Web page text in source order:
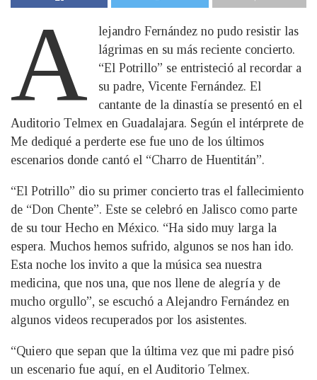
A
lejandro Fernández no pudo resistir las
lágrimas en su más reciente concierto.
“El Potrillo” se entristeció al recordar a
su padre, Vicente Fernández. El
cantante de la dinastía se presentó en el
Auditorio Telmex en Guadalajara. Según el intérprete de
Me dediqué a perderte ese fue uno de los últimos
escenarios donde cantó el “Charro de Huentitán”.
“El Potrillo” dio su primer concierto tras el fallecimiento
de “Don Chente”. Este se celebró en Jalisco como parte
de su tour Hecho en México. “Ha sido muy larga la
espera. Muchos hemos sufrido, algunos se nos han ido.
Esta noche los invito a que la música sea nuestra
medicina, que nos una, que nos llene de alegría y de
mucho orgullo”, se escuchó a Alejandro Fernández en
algunos videos recuperados por los asistentes.
“Quiero que sepan que la última vez que mi padre pisó
un escenario fue aquí, en el Auditorio Telmex.